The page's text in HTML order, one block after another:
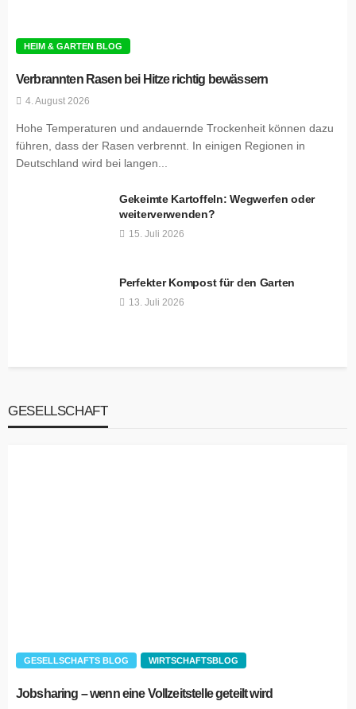
HEIM & GARTEN BLOG
Verbrannten Rasen bei Hitze richtig bewässern
4. August 2026
Hohe Temperaturen und andauernde Trockenheit können dazu
führen, dass der Rasen verbrennt. In einigen Regionen in
Deutschland wird bei langen...
Gekeimte Kartoffeln: Wegwerfen oder
weiterverwenden?
15. Juli 2026
Perfekter Kompost für den Garten
13. Juli 2026
GESELLSCHAFT
GESELLSCHAFTS BLOG WIRTSCHAFTSBLOG
Jobsharing – wenn eine Vollzeitstelle geteilt wird